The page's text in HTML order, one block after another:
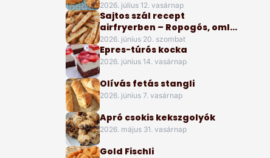
2026. július 12. vasárnap
Sajtos szál recept
airfryerben – Ropogós, omlós
sós finomság
2026. június 20. szombat
Epres-túrós kocka
2026. június 14. vasárnap
Olívás fetás stangli
2026. június 7. vasárnap
Apró csokis kekszgolyók
2026. május 31. vasárnap
Gold Fischli